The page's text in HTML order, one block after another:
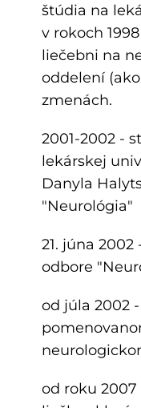
štúdia na
v rokoch
liečebni na
oddelení
zmenách.
2001-2002 -
lekárskej
Danyla
"Neurológia"
21. júna
odbore
od júla 2002
od roku